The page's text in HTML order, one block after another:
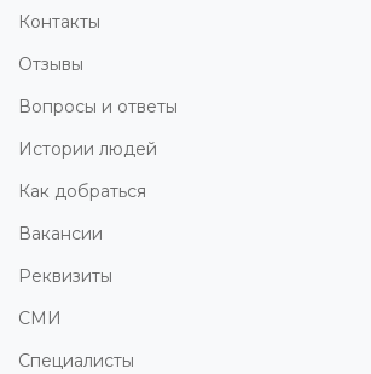
Контакты
Отзывы
Вопросы и ответы
Истории людей
Как добраться
Вакансии
Реквизиты
СМИ
Специалисты